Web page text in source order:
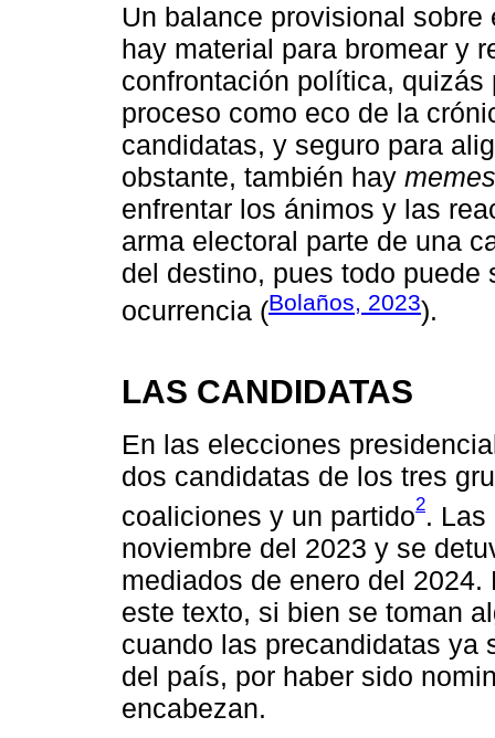
Un balance provisional
hay material para bromear y
confrontación política,
proceso como eco de la
candidatas, y seguro para
obstante, también hay memes
enfrentar los ánimos y las
arma electoral parte de una
del destino, pues todo
ocurrencia (Bolaños, 2023).
LAS CANDIDATAS
En las elecciones
dos candidatas de los tres
coaliciones y un partido2. Las
noviembre del 2023 y se
mediados de enero del
este texto, si bien se toman
cuando las precandidatas ya
del país, por haber sido
encabezan.